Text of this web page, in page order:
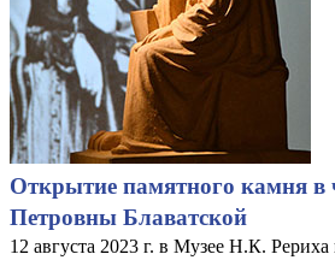
Открытие памятного камня в
Петровны Блаватской
12 августа 2023 г. в Музее Н.К.